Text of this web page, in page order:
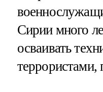
Сирии много
осваивать
террористами,